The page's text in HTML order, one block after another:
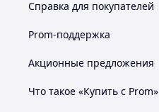
Справка для покупателей
Prom-поддержка
Акционные предложения
Что такое «Купить с Prom»